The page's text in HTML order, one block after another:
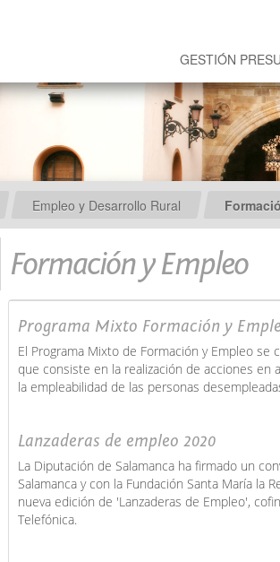
GESTIÓN
Empleo y Desarrollo Rural
Formación y Empleo
Programa Mixto Formación y
El Programa Mixto de Formación y Empleo
que consiste en la realización de acciones en
la empleabilidad de las personas
Lanzaderas de empleo 2020
La Diputación de Salamanca ha firmado un
Salamanca y con la Fundación Santa María la
nueva edición de 'Lanzaderas de Empleo',
Telefónica.